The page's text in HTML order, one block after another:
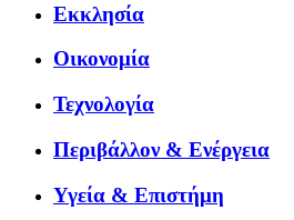
Εκκλησία
Οικονομία
Τεχνολογία
Περιβάλλον & Ενέργεια
Υγεία & Επιστήμη